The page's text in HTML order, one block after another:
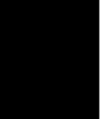
y general
.